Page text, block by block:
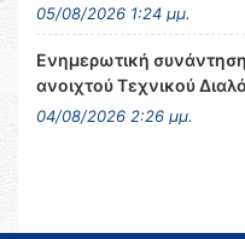
05/08/2026 1:24 μμ.
Ενημερωτική συνάντηση
ανοιχτού Τεχνικού
04/08/2026 2:26 μμ.